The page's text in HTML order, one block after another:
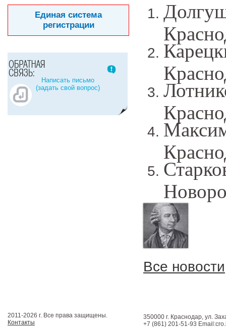
Единая система
регистрации
Написать письмо
(задать свой вопрос)
Все новости
2011-2026 г. Все права защищены.
Контакты
350000 г. Краснодар, ул.
+7 (861) 201-51-93